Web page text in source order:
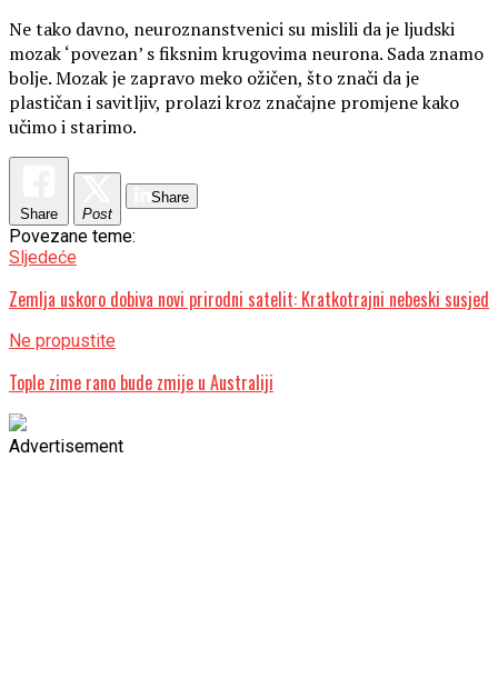
Ne tako davno, neuroznanstvenici su mislili da je ljudski
mozak ‘povezan’ s fiksnim krugovima neurona. Sada znamo
bolje. Mozak je zapravo meko ožičen, što znači da je
plastičan i savitljiv, prolazi kroz značajne promjene kako
učimo i starimo.
Share Post
Share
Povezane teme:
Sljedeće
Zemlja uskoro dobiva novi prirodni satelit: Kratkotrajni nebeski susjed
Ne propustite
Tople zime rano bude zmije u Australiji
Advertisement